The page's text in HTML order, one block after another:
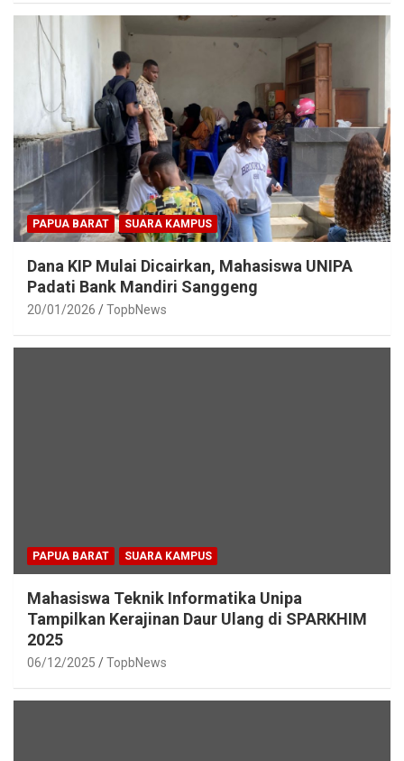
PAPUA BARAT SUARA KAMPUS
Dana KIP Mulai Dicairkan, Mahasiswa UNIPA
Padati Bank Mandiri Sanggeng
20/01/2026 TopbNews
PAPUA BARAT SUARA KAMPUS
Mahasiswa Teknik Informatika Unipa
Tampilkan Kerajinan Daur Ulang di SPARKHIM
2025
06/12/2025 TopbNews